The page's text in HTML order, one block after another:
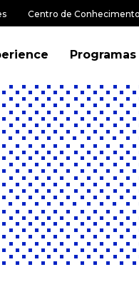
Centro de Conhecimento
Programas